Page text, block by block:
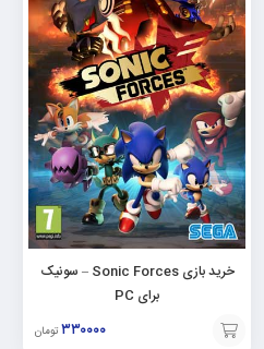
خرید بازی Sonic Forces – سونیک
برای PC
۳۳۰۰۰۰ تومان